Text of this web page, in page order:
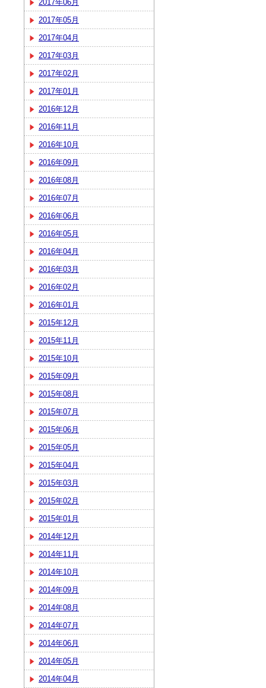
2017年06月
2017年05月
2017年04月
2017年03月
2017年02月
2017年01月
2016年12月
2016年11月
2016年10月
2016年09月
2016年08月
2016年07月
2016年06月
2016年05月
2016年04月
2016年03月
2016年02月
2016年01月
2015年12月
2015年11月
2015年10月
2015年09月
2015年08月
2015年07月
2015年06月
2015年05月
2015年04月
2015年03月
2015年02月
2015年01月
2014年12月
2014年11月
2014年10月
2014年09月
2014年08月
2014年07月
2014年06月
2014年05月
2014年04月